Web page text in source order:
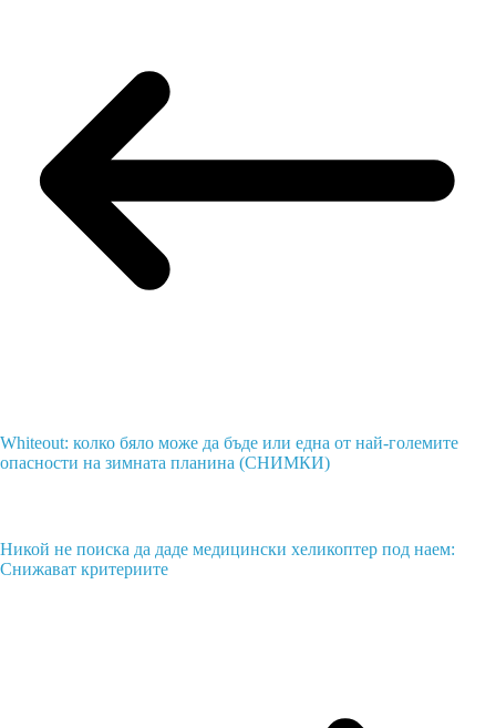
Whiteout: колко бяло може да бъде или една от най-големите
опасности на зимната планина (СНИМКИ)
Никой не поиска да даде медицински хеликоптер под наем:
Снижават критериите